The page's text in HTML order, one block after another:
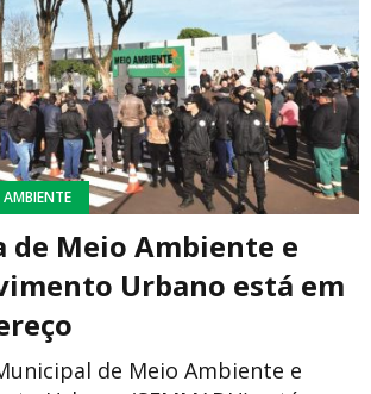
de Meio Ambiente e
Urbano está em
de Meio Ambiente e